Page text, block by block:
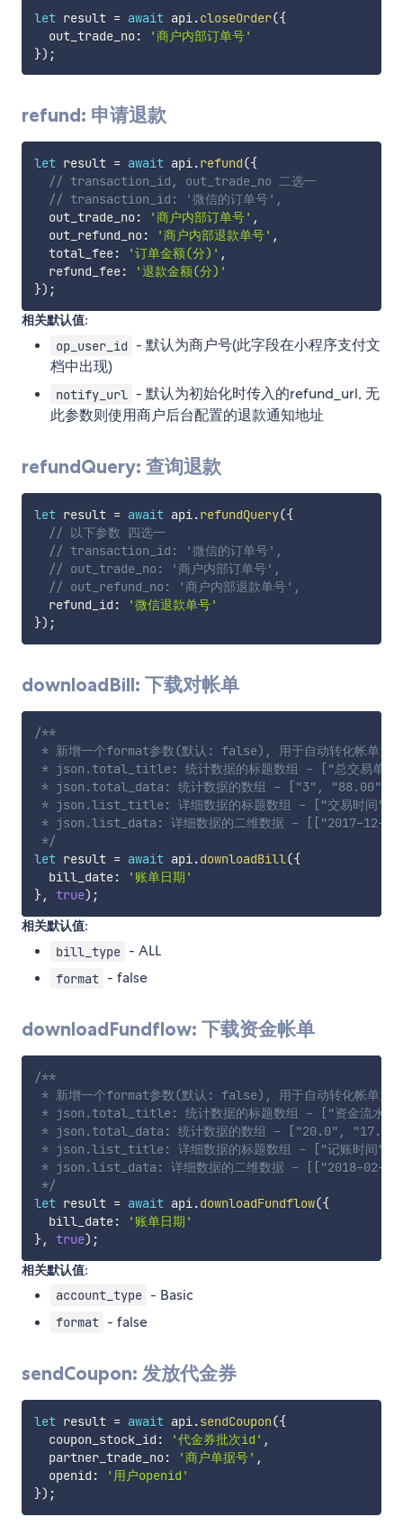
let result = await api .closeOrder({
  out_trade_no
:
'商户内部订单号'
}) ;
refund: 申请退款
let result = await api.refund({
// transaction_id, out_trade_no 二选一
// transaction_id: '微信的订单号',
  out_trade_no
: '商户内部订单号' ,
  out_refund_no
: '商户内部退款单号' ,
  total_fee
: '订单金额(分)' ,
  refund_fee
:
'退款金额(分)'
}) ;
相关默认值:
op_user_id
- 默认为商户号(此字段在小程序支付文
档中出现)
notify_url
- 默认为初始化时传入的refund_url, 无
此参数则使用商户后台配置的退款通知地址
refundQuery: 查询退款
let result = await api.refundQuery({
// 以下参数 四选一
// transaction_id: '微信的订单号',
// out_trade_no: '商户内部订单号',
// out_refund_no: '商户内部退款单号',
  refund_id
:
'微信退款单号'
}) ;
downloadBill: 下载对帐单
/**
* 新增一个format参数(默认: false), 用于自动转化帐单为
* json.total_title: 统计数据的标题数组 - ["总交易单
* json.total_data: 统计数据的数组 - ["3",
* json.list_title: 详细数据的标题数组 - ["﻿交易时间
* json.list_data: 详细数据的二维数据 - [["2017-
*/
let result = await api.downloadBill({
  bill_date
:
'账单日期'
}, true) ;
相关默认值:
bill_type - ALL
format - false
downloadFundflow: 下载资金帐单
/**
* 新增一个format参数(默认: false), 用于自动转化帐单为
* json.total_title: 统计数据的标题数组 - ["资金流水
* json.total_data: 统计数据的数组 - ["20.0",
* json.list_title: 详细数据的标题数组 - ["记账时间","
* json.list_data: 详细数据的二维数据 - [["2018-
*/
let result = await api.downloadFundflow({
  bill_date
:
'账单日期'
}, true) ;
相关默认值:
account_type - Basic
format - false
sendCoupon: 发放代金券
let result = await api.sendCoupon({
  coupon_stock_id
: '代金券批次id' ,
  partner_trade_no
: '商户单据号' ,
  openid
:
'用户openid'
}) ;